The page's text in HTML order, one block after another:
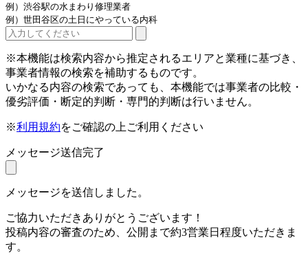
例）渋谷駅の水まわり修理業者
例）世田谷区の土日にやっている内科
※本機能は検索内容から推定されるエリアと業種に基づき、
事業者情報の検索を補助するものです。
いかなる内容の検索であっても、本機能では事業者の比較・
優劣評価・断定的判断・専門的判断は行いません。
※利用規約をご確認の上ご利用ください
メッセージ送信完了
メッセージを送信しました。
ご協力いただきありがとうございます！
投稿内容の審査のため、公開まで約3営業日程度いただきま
す。